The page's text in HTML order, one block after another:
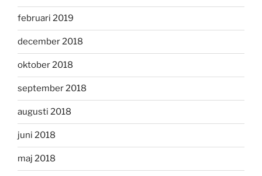
februari 2019
december 2018
oktober 2018
september 2018
augusti 2018
juni 2018
maj 2018